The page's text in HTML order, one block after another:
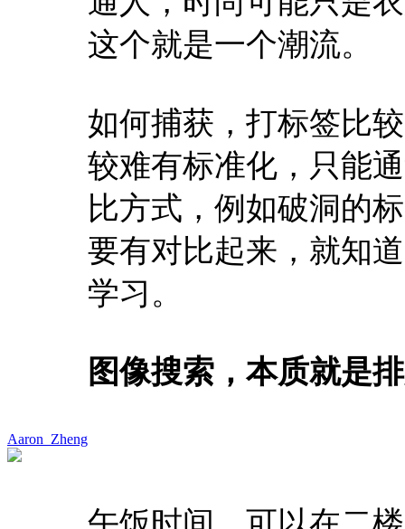
Aaron_Zheng
这个就是一个潮流。
如何捕获，打标签比
较难有标准化，只能
比方式，例如破洞的
要有对比起来，就知
学习。
图像搜索，本质就是